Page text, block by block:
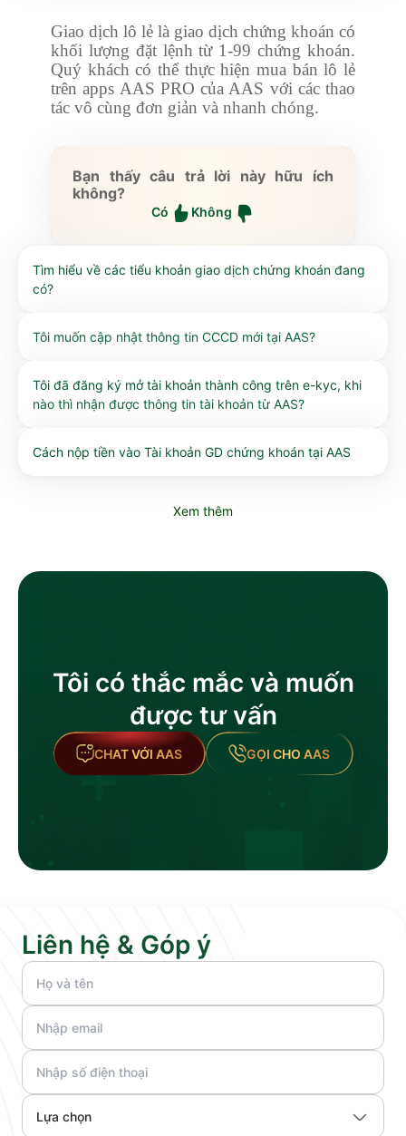
Giao dịch lô lẻ là giao dịch chứng khoán có
khối lượng đặt lệnh từ 1-99 chứng khoán.
Quý khách có thể thực hiện mua bán lô lẻ
trên apps AAS PRO của AAS với các thao
tác vô cùng đơn giản và nhanh chóng.
Bạn thấy câu trả lời này hữu ích
không?
Có Không
Tìm hiểu về các tiểu khoản giao dịch chứng khoán đang
có?
Tôi muốn cập nhật thông tin CCCD mới tại AAS?
Tôi đã đăng ký mở tài khoản thành công trên e-kyc, khi
nào thì nhận được thông tin tài khoản từ AAS?
Cách nộp tiền vào Tài khoản GD chứng khoán tại AAS
Xem thêm
Tôi có thắc mắc và muốn
được tư vấn
CHAT VỚI AAS GỌI CHO AAS
Liên hệ & Góp ý